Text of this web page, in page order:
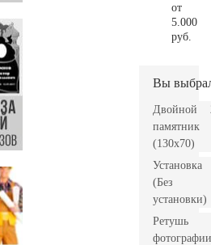
от
5.000
руб.
Вы
Двойной
памятник
(130х70)
Установка
(Без
установки)
Ретушь
фотографии